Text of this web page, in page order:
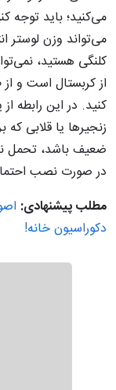
می‌کنید؛ باید
می‌تواند وزن لوستر
کلنگی هستید،
از کربستال است و
کنید. در این رابطه
زنجیرها یا قلابی
ضعیف باشد، تحمل
در صورت نصب
مطلب پیشنهادی:
دکوراسیون خانه!